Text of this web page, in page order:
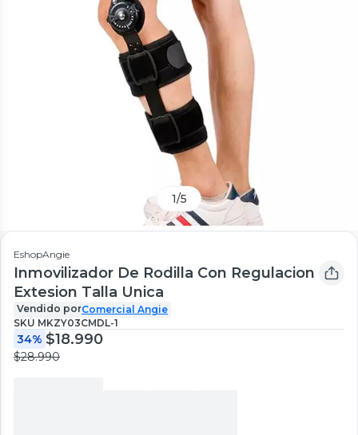
1/5
EshopAngie
Inmovilizador De Rodilla Con Regulacion
Extesion Talla Unica
Vendido porComercial Angie
SKU MKZY03CMDL-1
34% $18.990
$28.990